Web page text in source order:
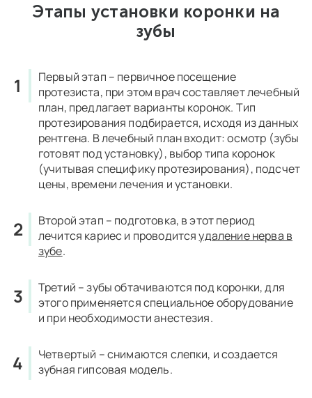
Этапы установки коронки на
зубы
Первый этап – первичное посещение
протезиста, при этом врач составляет лечебный
план, предлагает варианты коронок. Тип
протезирования подбирается, исходя из данных
рентгена. В лечебный план входит: осмотр (зубы
готовят под установку), выбор типа коронок
(учитывая специфику протезирования), подсчет
цены, времени лечения и установки.
Второй этап – подготовка, в этот период
лечится кариес и проводитсяудаление нерва в
зубе.
Третий – зубы обтачиваются под коронки, для
этого применяется специальное оборудование
и при необходимости анестезия.
Четвертый – снимаются слепки, и создается
зубная гипсовая модель.